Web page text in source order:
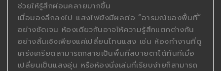
ช่วยให้รู้สึกผ่อนคลายมากขึ้น
เมื่อมองลึกลงไป แสงไฟยังมีผลต่อ “อารมณ์ของพื้นที่”
อย่างชัดเจน ห้องเดียวกันอาจให้ความรู้สึกแตกต่างกัน
อย่างสิ้นเชิงเพียงแค่เปลี่ยนโทนแสง เช่น ห้องทำงานที่ดู
เคร่งเครียดสามารถกลายเป็นพื้นที่สบายตาได้ทันทีเมื่อ
เปลี่ยนเป็นแสงอุ่น หรือห้องนั่งเล่นที่เรียบง่ายก็สามารถ